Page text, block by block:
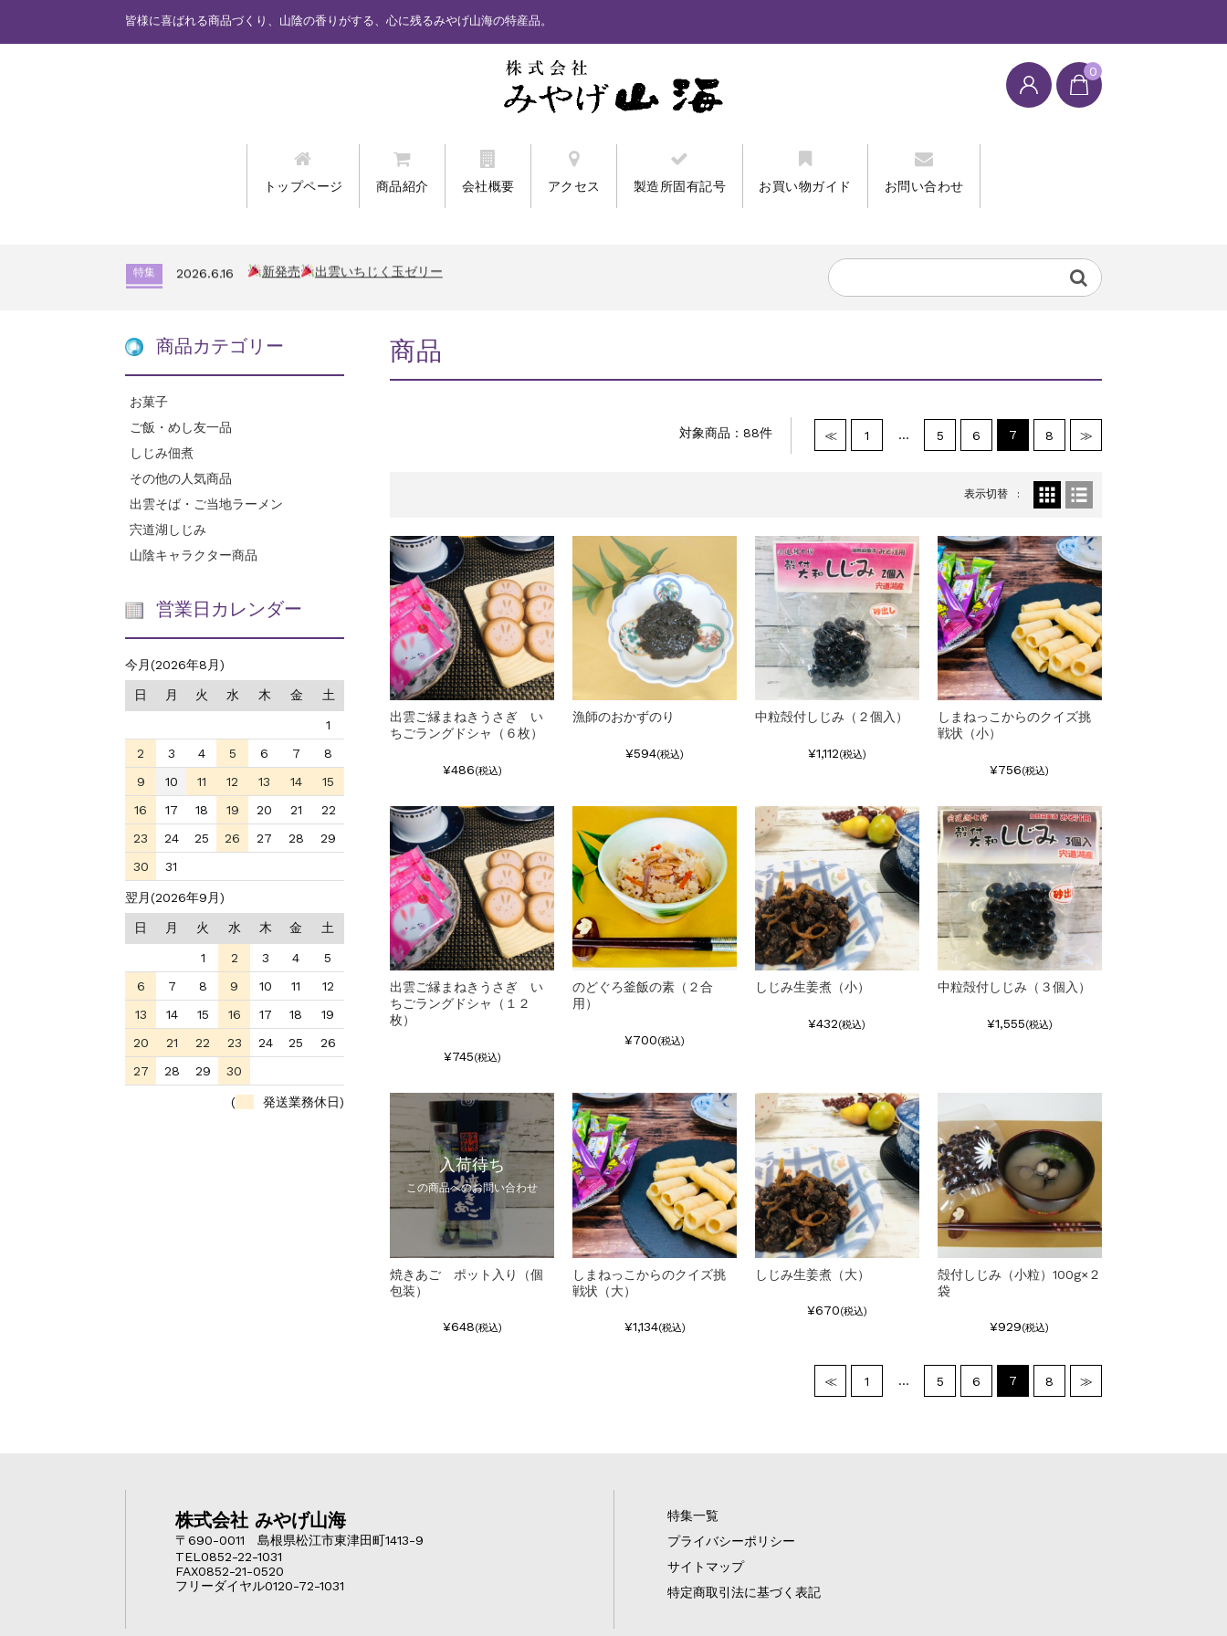
皆様に喜ばれる商品づくり、山陰の香りがする、心に残るみやげ山海の特産品。
0
トップページ 商品紹介 会社概要 アクセス 製造所固有記号 お買い物ガイド お問い合わせ
特集 2025.6.16 カード情報が適切ではありません。「カード番号再入力」と表示されるお客様。
特集 2025.6.16 カード情報が適切ではありません。「カード番号再入力」と表示されるお客様。
商品
≪ 1 … 5 6 7 8 ≫
対象商品：88件
表示切替
出雲ご縁まねきうさぎ い
ちごラングドシャ（６枚）
¥486(税込)
漁師のおかずのり
¥594(税込)
中粒殻付しじみ（２個入）
¥1,112(税込)
しまねっこからのクイズ挑
戦状（小）
¥756(税込)
出雲ご縁まねきうさぎ い
ちごラングドシャ（１２
枚）
¥745(税込)
のどぐろ釜飯の素（２合
用）
¥700(税込)
しじみ生姜煮（小）
¥432(税込)
中粒殻付しじみ（３個入）
¥1,555(税込)
入荷待ち
この商品へのお問い合わせ
焼きあご ポット入り（個
包装）
¥648(税込)
しまねっこからのクイズ挑
戦状（大）
¥1,134(税込)
しじみ生姜煮（大）
¥670(税込)
殻付しじみ（小粒）100g×２
袋
¥929(税込)
≪ 1 … 5 6 7 8 ≫
商品カテゴリー
お菓子
ご飯・めし友一品
しじみ佃煮
その他の人気商品
出雲そば・ご当地ラーメン
宍道湖しじみ
山陰キャラクター商品
営業日カレンダー
今月(2026年8月)
日 月 火 水 木 金 土
1
2
3 4 5 6 7
8
9
10 11 12 13 14
15
16
17 18 19 20 21
22
23
24 25 26 27 28
29
30
31
翌月(2026年9月)
日 月 火 水 木 金 土
1 2 3 4
5
6
7 8 9 10 11
12
13
14 15 16 17 18
19
20
21 22 23 24 25
26
27
28 29 30
( 発送業務休日)
株式会社 みやげ山海
〒690-0011 島根県松江市東津田町1413-9
TEL0852-22-1031
FAX0852-21-0520
フリーダイヤル0120-72-1031
特集一覧
プライバシーポリシー
サイトマップ
特定商取引法に基づく表記